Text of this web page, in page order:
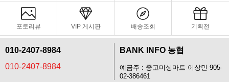
포토리뷰 VIP 게시판 배송조회 기획전
010-2407-8984
010-2407-8984
BANK INFO 농협
예금주 : 중고미싱마트 이상민 905-
02-386461